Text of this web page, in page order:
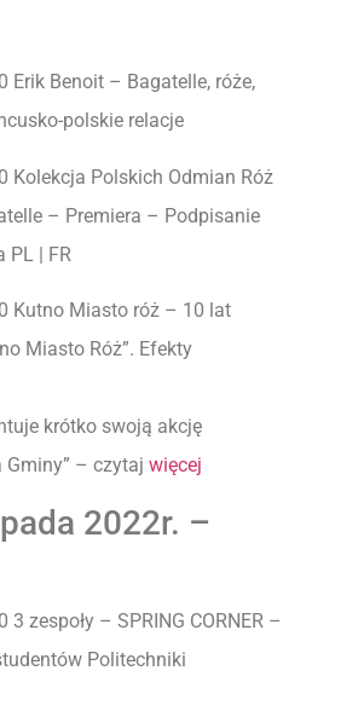
Erik Benoit – Bagatelle, róże,
polskie relacje
Kolekcja Polskich Odmian Róż
– Premiera – Podpisanie
PL | FR
Kutno Miasto róż – 10 lat
Miasto Róż”. Efekty
krótko swoją akcję
Gminy” – czytaj więcej
2022r. –
3 zespoły – SPRING CORNER –
Politechniki